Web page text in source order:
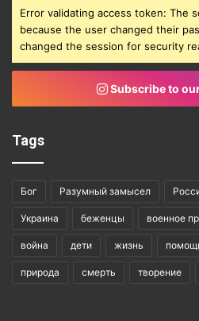
Error validating access token: The
because the user changed their
changed the session for security
Subscribe to
Tags
Бог Разумный замысел
Украина беженцы военное
война дети жизнь
природа смерть творение